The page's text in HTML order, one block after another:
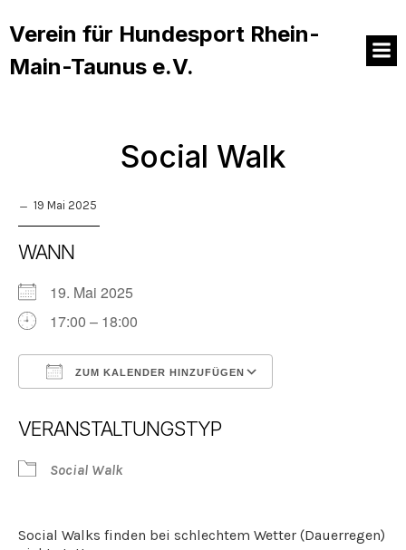
Verein für Hundesport Rhein-
Main-Taunus e.V.
Social Walk
19 Mai 2025
WANN
19. Mai 2025
17:00 – 18:00
ZUM KALENDER HINZUFÜGEN
VERANSTALTUNGSTYP
Social Walk
Social Walks finden bei schlechtem Wetter (Dauerregen)